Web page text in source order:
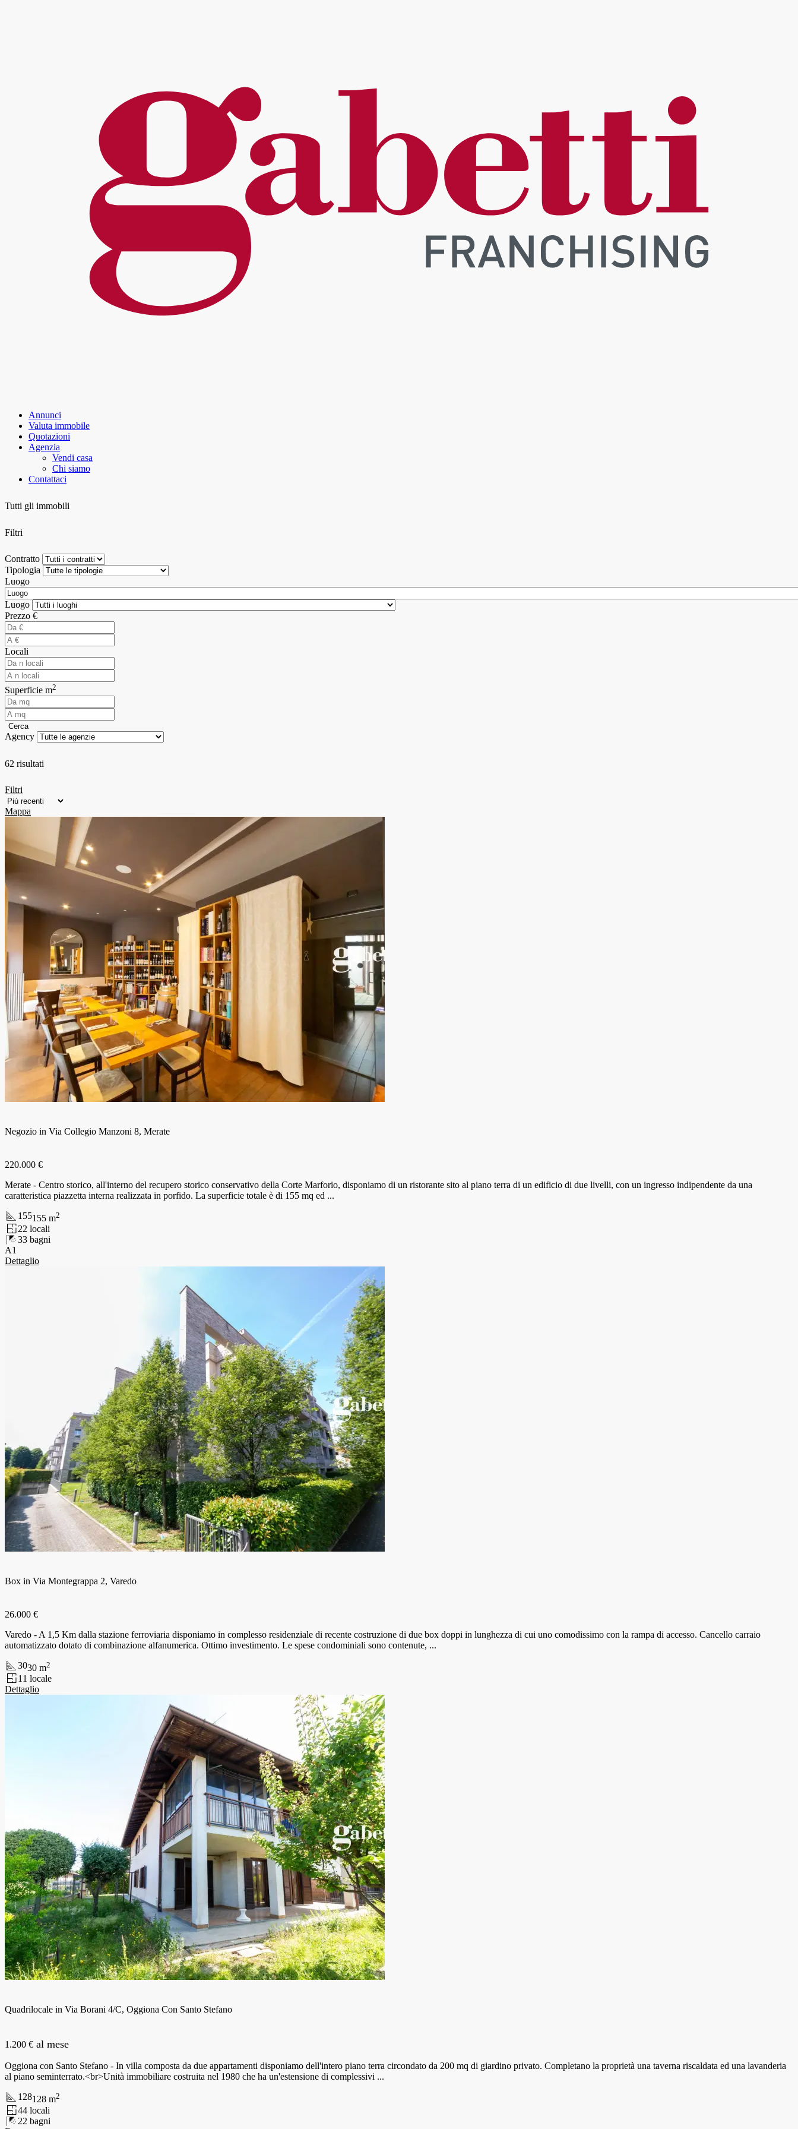
Annunci
Valuta immobile
Quotazioni
Agenzia
Vendi casa
Chi siamo
Contattaci
Tutti gli immobili
Filtri
Contratto
Tipologia
Luogo
Luogo
Prezzo €
Locali
Superficie m2
Cerca
Agency
62 risultati
Filtri
Mappa
Negozio in Via Collegio Manzoni 8, Merate
220.000 €
Merate - Centro storico, all'interno del recupero storico conservativo della Corte Marforio, disponiamo di un ristorante sito al piano terra di un edificio di due livelli, con un ingresso indipendente da una
caratteristica piazzetta interna realizzata in porfido. La superficie totale è di 155 mq ed ...
155155 m2
22 locali
33 bagni
A1
Dettaglio
Box in Via Montegrappa 2, Varedo
26.000 €
Varedo - A 1,5 Km dalla stazione ferroviaria disponiamo in complesso residenziale di recente costruzione di due box doppi in lunghezza di cui uno comodissimo con la rampa di accesso. Cancello carraio
automatizzato dotato di combinazione alfanumerica. Ottimo investimento. Le spese condominiali sono contenute, ...
3030 m2
1 1 locale
Dettaglio
Quadrilocale in Via Borani 4/C, Oggiona Con Santo Stefano
1.200 € al mese
Oggiona con Santo Stefano - In villa composta da due appartamenti disponiamo dell'intero piano terra circondato da 200 mq di giardino privato. Completano la proprietà una taverna riscaldata ed una lavanderia
al piano seminterrato.<br>Unità immobiliare costruita nel 1980 che ha un'estensione di complessivi ...
128128 m2
44 locali
22 bagni